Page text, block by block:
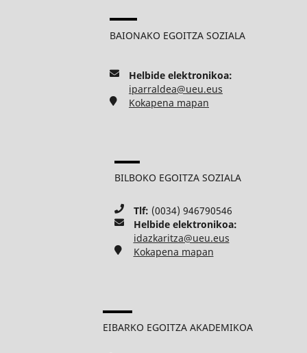
BAIONAKO EGOITZA SOZIALA
Helbide elektronikoa:
iparraldea@ueu.eus
Kokapena mapan
BILBOKO EGOITZA SOZIALA
Tlf: (0034) 946790546
Helbide elektronikoa:
idazkaritza@ueu.eus
Kokapena mapan
EIBARKO EGOITZA AKADEMIKOA